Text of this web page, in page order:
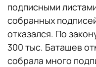
подписными
собранных
отказался. По
300 тыс. Баташев
собрала много